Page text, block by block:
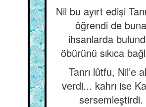
Nil bu ayırt edişi
öğrendi de buna
ihsanlarda
öbürünü sıkıca
Tanrı lûtfu, Nil’e
verdi... kahrı ise
sersemleştirdi.